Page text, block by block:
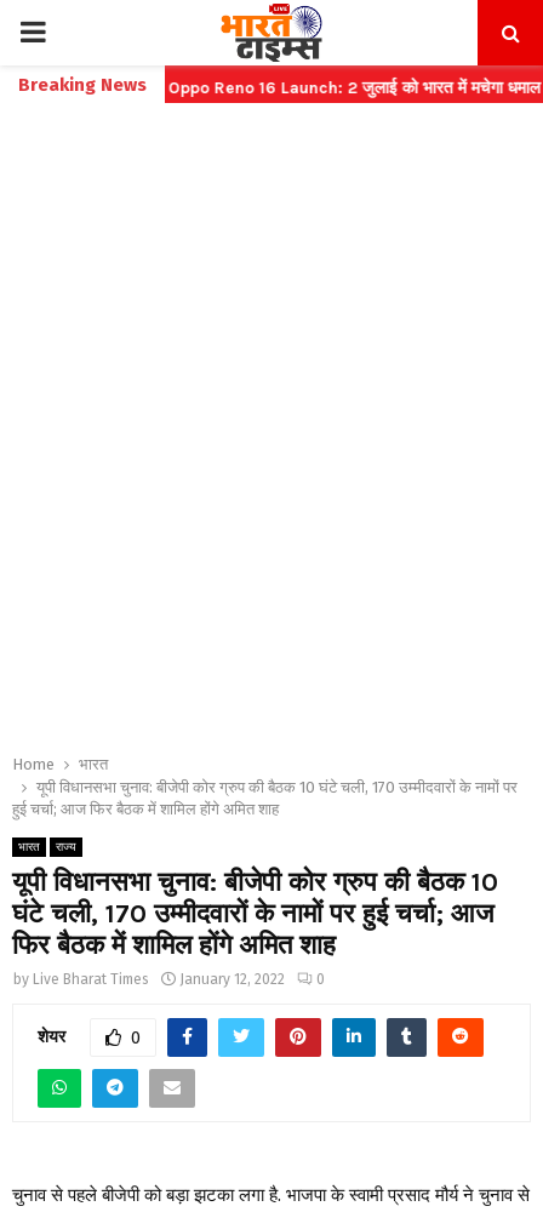
PRIMARY
MENU
Breaking News
बुकिंग ⇝ Oppo Reno 16 Launch: 2 जुलाई को भारत में मचेगा धमाल ⇝
Home
भारत
यूपी विधानसभा चुनाव: बीजेपी कोर ग्रुप की बैठक 10 घंटे चली, 170 उम्मीदवारों के नामों पर
हुई चर्चा; आज फिर बैठक में शामिल होंगे अमित शाह
भारत राज्य
यूपी विधानसभा चुनाव: बीजेपी कोर ग्रुप की बैठक 10
घंटे चली, 170 उम्मीदवारों के नामों पर हुई चर्चा; आज
फिर बैठक में शामिल होंगे अमित शाह
by Live Bharat Times January 12, 2022 0
शेयर 0
चुनाव से पहले बीजेपी को बड़ा झटका लगा है. भाजपा के स्वामी प्रसाद मौर्य ने चुनाव से